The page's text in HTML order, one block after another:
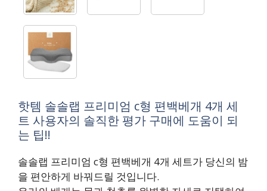
핫템 솔솔랩 프리미엄 c형 편백베개 4개 세
트 사용자의 솔직한 평가 구매에 도움이 되
는 팁!!
솔솔랩 프리미엄 c형 편백베개 4개 세트가 당신의 밤
을 편안하게 바꿔드릴 것입니다.